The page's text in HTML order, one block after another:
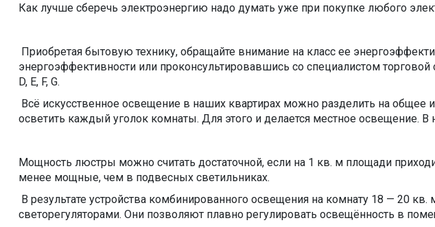
Как лучше сберечь электроэнергию надо думать уже при покупке любого
Приобретая бытовую технику, обращайте внимание на класс ее
энергоэффективности или проконсультировавшись со специалистом
D, E, F, G.
Всё искусственное освещение в наших квартирах можно разделить на
осветить каждый уголок комнаты. Для этого и делается местное освещение.
Мощность люстры можно считать достаточной, если на 1 кв. м площади
менее мощные, чем в подвесных светильниках.
В результате устройства комбинированного освещения на комнату 18 — 20
светорегуляторами. Они позволяют плавно регулировать освещённость в